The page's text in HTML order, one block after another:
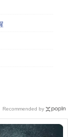
Recommended by